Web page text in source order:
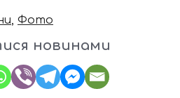
, Фото
новинами